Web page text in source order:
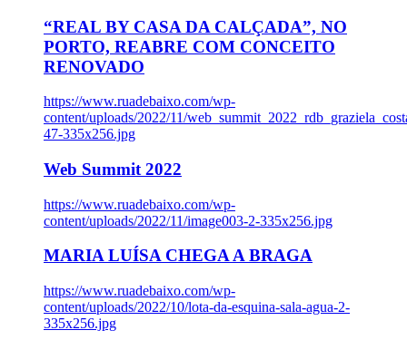
“REAL BY CASA DA CALÇADA”, NO
PORTO, REABRE COM CONCEITO
RENOVADO
https://www.ruadebaixo.com/wp-
content/uploads/2022/11/
47-335x256.jpg
Web Summit 2022
https://www.ruadebaixo.com/wp-
content/uploads/2022/11/image003-2-335x256.jpg
MARIA LUÍSA CHEGA A BRAGA
https://www.ruadebaixo.com/wp-
content/uploads/2022/10/lota-da-esquina-sala-agua-2-
335x256.jpg